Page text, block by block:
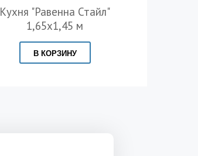
Кухня "Равенна Стайл"
1,65х1,45 м
В КОРЗИНУ